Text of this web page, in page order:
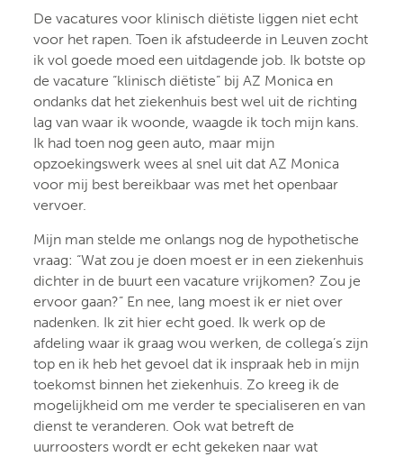
De vacatures voor klinisch diëtiste liggen niet echt
voor het rapen. Toen ik afstudeerde in Leuven zocht
ik vol goede moed een uitdagende job. Ik botste op
de vacature “klinisch diëtiste” bij AZ Monica en
ondanks dat het ziekenhuis best wel uit de richting
lag van waar ik woonde, waagde ik toch mijn kans.
Ik had toen nog geen auto, maar mijn
opzoekingswerk wees al snel uit dat AZ Monica
voor mij best bereikbaar was met het openbaar
vervoer.
Mijn man stelde me onlangs nog de hypothetische
vraag: “Wat zou je doen moest er in een ziekenhuis
dichter in de buurt een vacature vrijkomen? Zou je
ervoor gaan?” En nee, lang moest ik er niet over
nadenken. Ik zit hier echt goed. Ik werk op de
afdeling waar ik graag wou werken, de collega’s zijn
top en ik heb het gevoel dat ik inspraak heb in mijn
toekomst binnen het ziekenhuis. Zo kreeg ik de
mogelijkheid om me verder te specialiseren en van
dienst te veranderen. Ook wat betreft de
uurroosters wordt er echt gekeken naar wat